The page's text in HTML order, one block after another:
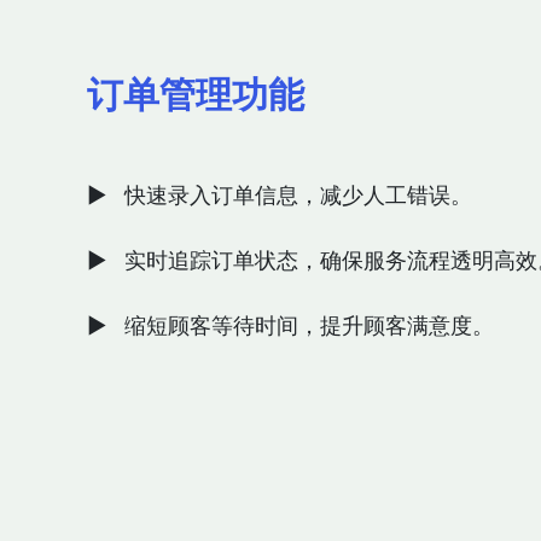
订单管理功能
▶ 快速录入订单信息，减少人工错误。
▶ 实时追踪订单状态，确保服务流程透明高
▶ 缩短顾客等待时间，提升顾客满意度。